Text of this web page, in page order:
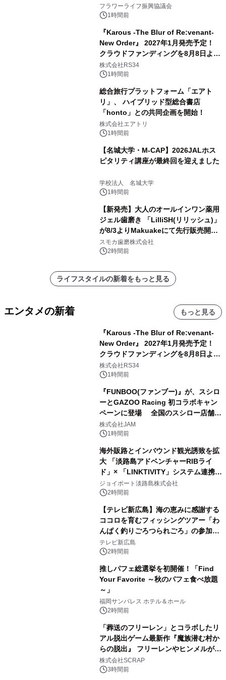
フラワーライフ振興協議会
1時間前
『Karous -The Blur of Re:venant-
New Order』 2027年1月発売予定！
クラウドファンディングを8月8日より
開始
株式会社RS34
1時間前
総合旅行プラットフォーム「エアト
リ」、 ハイブリッド型総合書店
「honto」との共同企画を開始！
株式会社エアトリ
1時間前
【名城大学・M-CAP】2026JALホス
ピタリティ講座が最終回を迎えました
学校法人 名城大学
1時間前
【新発売】大人のオールインワン薬用
ジェル歯磨き 「LilliSH(リリッシュ)」
が8/3よりMakuakeにて先行販売開
始！
スモカ歯磨株式会社
2時間前
ライフスタイルの新着をもっと見る
エンタメの新着 もっと見る
『Karous -The Blur of Re:venant-
New Order』 2027年1月発売予定！
クラウドファンディングを8月8日より
開始
株式会社RS34
1時間前
『FUNBOO(ファンブー)』が、スシロ
ーとGAZOO Racing 初コラボキャン
ペーンに登場 全国のスシロー店舗で
GR 4車種の FUNBOO(ミニカー)付き
メニューが展開されます
株式会社JAM
1時間前
海外販路とインバウンド観光誘致を拡
大 「淡路島アドベンチャーRIBライ
ド」× 「LINKTIVITY」システム連携を
開始！
ジョイポート淡路島株式会社
2時間前
【テレビ新広島】海の恵みに感謝する
ココロを育むフィッシングツアー「わ
んぱく釣りごろつられごろ」の参加小
学生を募集
テレビ新広島
2時間前
推しパフェ総選挙を初開催！「Find
Your Favorite ～秋のパフェ食べ放題
～」
福岡サンパレス ホテル＆ホール
2時間前
「葬送のフリーレン」とコラボしたリ
アル脱出ゲーム最新作『魔族潜む村か
らの脱出』 フリーレンやヒンメルが武
器を手に魔族を見据える描き下ろしメ
インビジュアル公開
株式会社SCRAP
3時間前